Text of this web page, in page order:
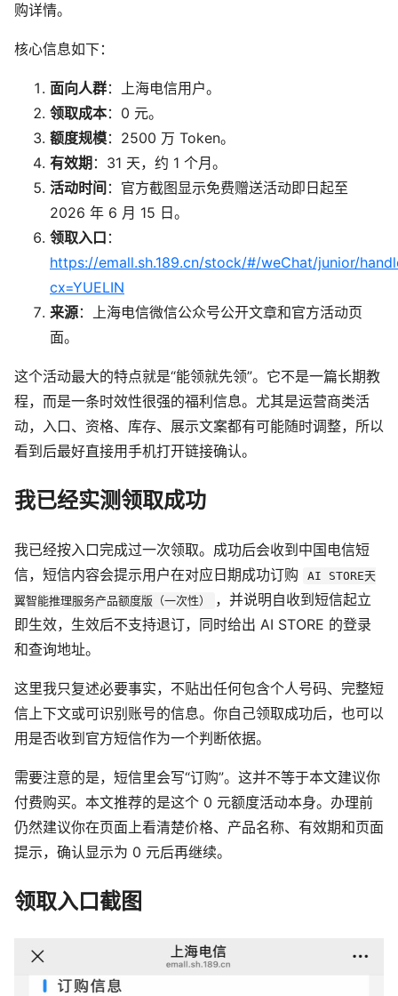
购详情。
核心信息如下：
面向人群：上海电信用户。
领取成本：0 元。
额度规模：2500 万 Token。
有效期 ：31 天，约 1 个月。
活动时间 ：官方截图显示免费赠送活动即日起至
2026 年 6 月 15 日。
领取入口 ：
https://emall.sh.189.cn/stock/#/weChat/junior/
cx=YUELIN
来源：上海电信微信公众号公开文章和官方活动页
面。
这个活动最大的特点就是“能领就先领”。它不是一篇长期教
程，而是一条时效性很强的福利信息。尤其是运营商类活
动，入口、资格、库存、展示文案都有可能随时调整，所以
看到后最好直接用手机打开链接确认。
我已经实测领取成功
我已经按入口完成过一次领取。成功后会收到中国电信短
信，短信内容会提示用户在对应日期成功订购
AI STORE天
翼智能推理服务产品额度版（一次性）
，并说明自收到短信起立
即生效，生效后不支持退订，同时给出 AI STORE 的登录
和查询地址。
这里我只复述必要事实，不贴出任何包含个人号码、完整短
信上下文或可识别账号的信息。你自己领取成功后，也可以
用是否收到官方短信作为一个判断依据。
需要注意的是，短信里会写“订购”。这并不等于本文建议你
付费购买。本文推荐的是这个 0 元额度活动本身。办理前
仍然建议你在页面上看清楚价格、产品名称、有效期和页面
提示，确认显示为 0 元后再继续。
领取入口截图